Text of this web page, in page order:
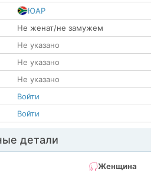
ЮАР
Не женат/не замужем
Не указано
Не указано
Не указано
Войти
Войти
детали
Женщина